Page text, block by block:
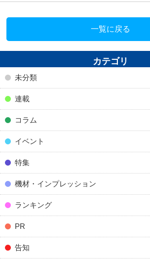
一覧に戻る
カテゴリ
未分類
連載
コラム
イベント
特集
機材・インプレッション
ランキング
PR
告知